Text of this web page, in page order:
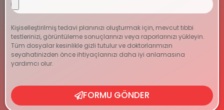
Kişiselleştirilmiş tedavi planınızı oluşturmak için, mevcut tıbbi
testlerinizi, görüntüleme sonuçlarınızı veya raporlarınızı yükleyin.
Tüm dosyalar kesinlikle gizli tutulur ve doktorlarımızın
seyahatinizden önce ihtiyaçlarınızı daha iyi anlamasına
yardımcı olur.
FORMU GÖNDER